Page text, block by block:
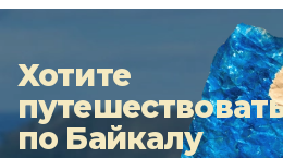
Хотите
по Байкалу